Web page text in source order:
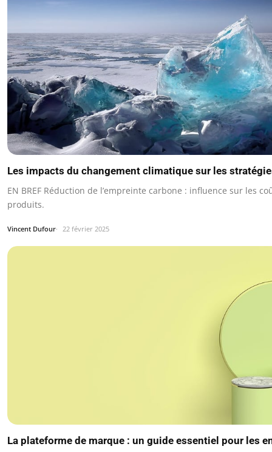
Les impacts du changement climatique sur les
EN BREF Réduction de l’empreinte carbone : influence sur les
produits.
Vincent Dufour 22 février 2025
La plateforme de marque : un guide essentiel pour les